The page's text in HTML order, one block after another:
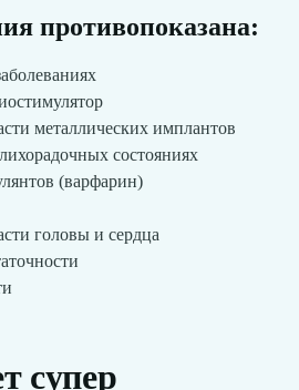
противопоказана:
металлических имплантов
состояниях
(варфарин)
головы и сердца
супер